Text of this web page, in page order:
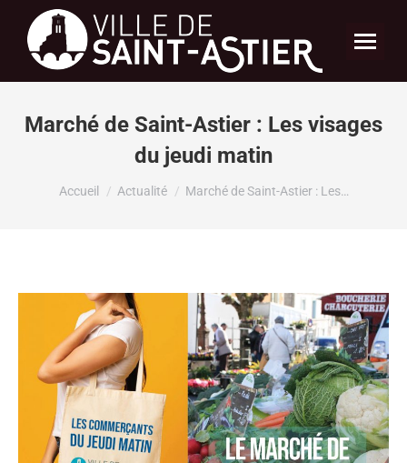
Marché de Saint-Astier : Les visages
du jeudi matin
Vous êtes ici :
Accueil Actualité Marché de Saint-Astier : Les…